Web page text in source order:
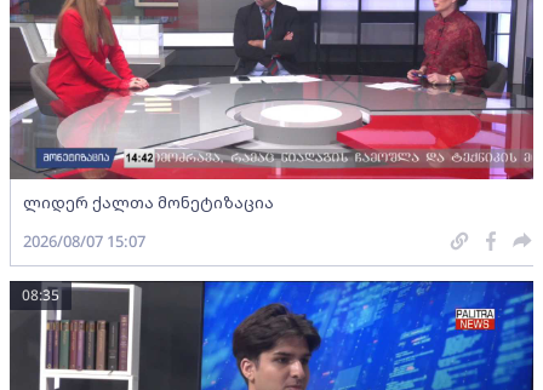
ლიდერ ქალთა მონეტიზაცია
2026/08/07 15:07
08:35